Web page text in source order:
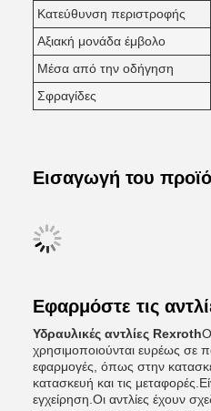
Κατεύθυνση περιστροφής
Αξιακή μονάδα έμβολο
Μέσα από την οδήγηση
Σφραγίδες
Εισαγωγή του
Εφαρμόστε τις
Υδραυλικές αντλίες Rexroth
χρησιμοποιούνται ευρέως σε
εφαρμογές, όπως στην
κατασκευή και τις
εγχείρηση.Οι αντλίες έχουν